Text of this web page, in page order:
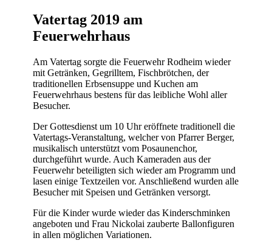
Vatertag 2019 am
Feuerwehrhaus
Am Vatertag sorgte die Feuerwehr Rodheim wieder
mit Getränken, Gegrilltem, Fischbrötchen, der
traditionellen Erbsensuppe und Kuchen am
Feuerwehrhaus bestens für das leibliche Wohl aller
Besucher.
Der Gottesdienst um 10 Uhr eröffnete traditionell die
Vatertags-Veranstaltung, welcher von Pfarrer Berger,
musikalisch unterstützt vom Posaunenchor,
durchgeführt wurde. Auch Kameraden aus der
Feuerwehr beteiligten sich wieder am Programm und
lasen einige Textzeilen vor. Anschließend wurden alle
Besucher mit Speisen und Getränken versorgt.
Für die Kinder wurde wieder das Kinderschminken
angeboten und Frau Nickolai zauberte Ballonfiguren
in allen möglichen Variationen.